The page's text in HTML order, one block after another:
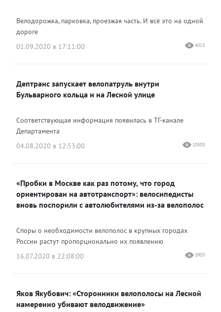
Велодорожка, парковка, проезжая часть. И всё это на одной
дороге
01.09.2020 в 17:11:00
4013
Дептранс запускает велопатруль внутри
Бульварного кольца и на Лесной улице
Соответствующая информация появилась в ТГ-канале
Департамента
04.08.2020 в 12:53:00
10503
«Пробки в Москве как раз потому, что город
ориентирован на автотранспорт»: велосипедисты
вновь поспорили с автолюбителями из-за велополос
Споры о необходимости велополос в крупных городах
России растут пропорционально их появлению
16.07.2020 в 22:08:00
3903
Яков Якубович: «Сторонники велополосы на Лесной
намеренно убивают велодвижение»